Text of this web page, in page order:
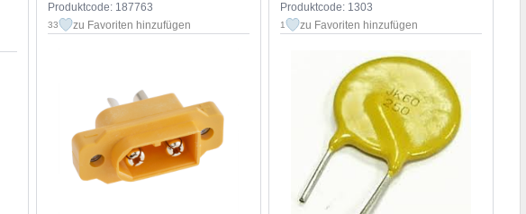
Produktcode: 187763
33 zu Favoriten hinzufügen
Produktcode: 1303
1 zu Favoriten hinzufügen